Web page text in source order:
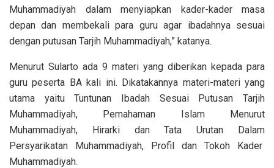
Muhammadiyah dalam menyiapkan kader-kader masa
depan dan membekali para guru agar ibadahnya sesuai
dengan putusan Tarjih Muhammadiyah,” katanya.
Menurut Sularto ada 9 materi yang diberikan kepada para
guru peserta BA kali ini. Dikatakannya materi-materi yang
utama yaitu Tuntunan Ibadah Sesuai Putusan Tarjih
Muhammadiyah, Pemahaman Islam Menurut
Muhammadiyah, Hirarki dan Tata Urutan Dalam
Persyarikatan Muhammadiyah, Profil dan Tokoh Kader
Muhammadiyah.